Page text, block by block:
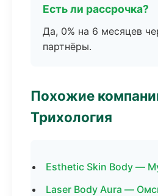
Есть ли рассрочка?
Да, 0% на 6 месяцев
партнёры.
Похожие
Трихология
Esthetic Skin Body —
Laser Body Aura —